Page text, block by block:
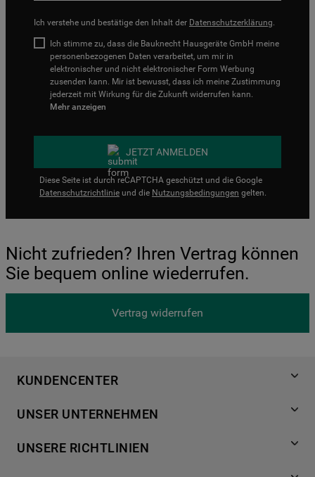
Ich verstehe und bestätige den Inhalt der Datenschutzerklärung.
Ich stimme zu, dass die Bauknecht Hausgeräte GmbH meine
personenbezogenen Daten verarbeitet, um mir in
elektronischer und nicht elektronischer Form Werbung
zusenden kann. Mir ist bewusst, dass ich meine Zustimmung
jederzeit mit Wirkung für die Zukunft widerrufen kann.
Mehr anzeigen
JETZT ANMELDEN
Diese Seite ist durch reCAPTCHA geschützt und die Google
Datenschutzrichtlinie und die Nutzungsbedingungen gelten.
Nicht zufrieden? Ihren Vertrag können
Sie bequem online wiederrufen.
Vertrag widerrufen
KUNDENCENTER
Händlersuche
Häufige Fragen
UNSER UNTERNEHMEN
Für Händler
UNSERE RICHTLINIEN